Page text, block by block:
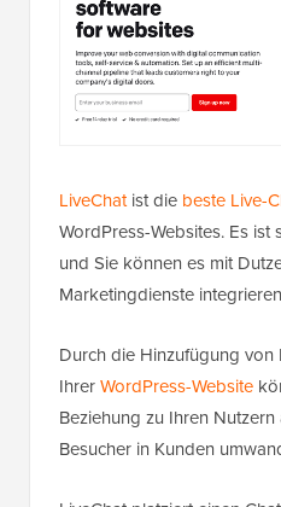
LiveChatist die beste Live-
WordPress-Websites. Es ist
und Sie können es mit
Marketingdienste
Durch die Hinzufügung von
IhrerWordPress-Website
Beziehung zu Ihren
Besucher in Kunden